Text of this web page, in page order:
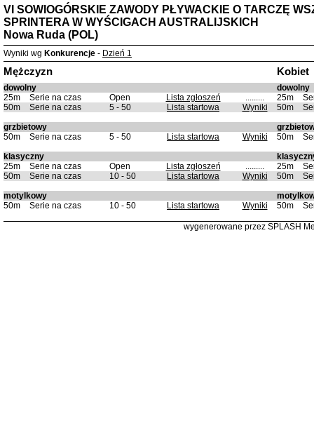
VI SOWIOGÓRSKIE ZAWODY PŁYWACKIE O TARCZĘ
SPRINTERA W WYŚCIGACH AUSTRALIJSKICH
Nowa Ruda (POL)
Wyniki wg Konkurencje - Dzień 1
Mężczyzn Kobiet
dowolny
dowolny
25m
Serie na czas Open Lista zgłoszeń ......... 25m
50m
Serie na czas 5 - 50 Lista startowa Wyniki 50m
grzbietowy
50m
Serie na czas 5 - 50 Lista startowa Wyniki 50m
klasyczny
25m
Serie na czas Open Lista zgłoszeń ......... 25m
50m
Serie na czas 10 - 50 Lista startowa Wyniki 50m
motylkowy
50m
Serie na czas 10 - 50 Lista startowa Wyniki 50m
wygenerowane przez SPLASH